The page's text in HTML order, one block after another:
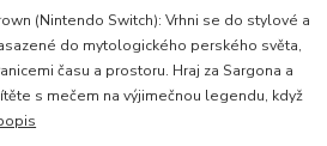
(Nintendo Switch): Vrhni se do stylové a
do mytologického perského světa,
času a prostoru. Hraj za Sargona a
s mečem na výjimečnou legendu, když